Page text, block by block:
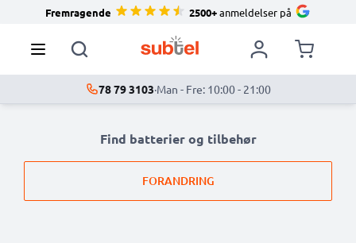
Fremragende 2500+anmeldelser på
78 79 3103·Man - Fre: 10:00 - 21:00
Find batterier og tilbehør
FORANDRING